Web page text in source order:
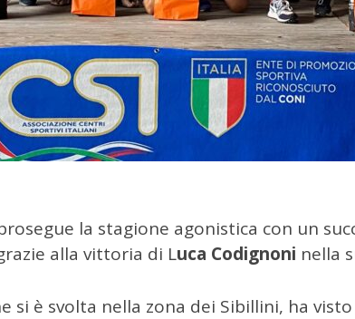
la stagione agonistica con un
alla vittoria di Luca Codignoni nella
si è svolta nella zona dei Sibillini, ha